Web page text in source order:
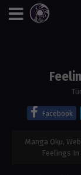
Facebook
Manga Oku,
Feelings In